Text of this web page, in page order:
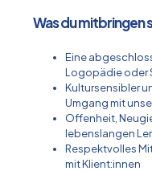
Was du mitbringen
Eine
Logopädie oder
Kultursensibler
Umgang mit
Offenheit,
lebenslangen
Respektvolles
mit Klient:innen